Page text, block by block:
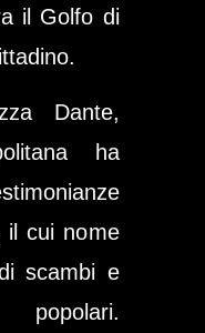
il Golfo di
Dante,
ha
il cui nome
scambi e